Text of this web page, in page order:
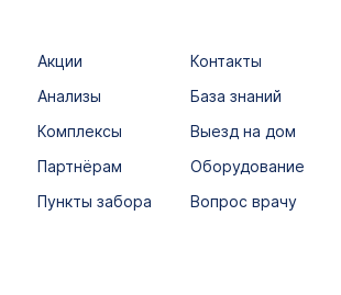
Акции
Анализы
Комплексы
Партнёрам
Пункты забора
Контакты
База знаний
Выезд на дом
Оборудование
Вопрос врачу